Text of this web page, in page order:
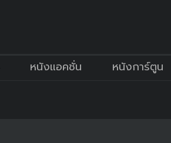
หนังแอคชั่น หนังการ์ตูน